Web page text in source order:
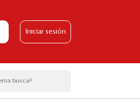
Iniciar sesión